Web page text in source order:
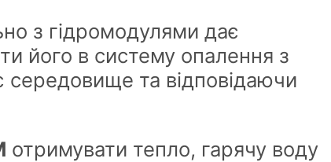
з гідромодулями дає
його в систему опалення з
середовище та відповідаючи
отримувати тепло, гарячу воду